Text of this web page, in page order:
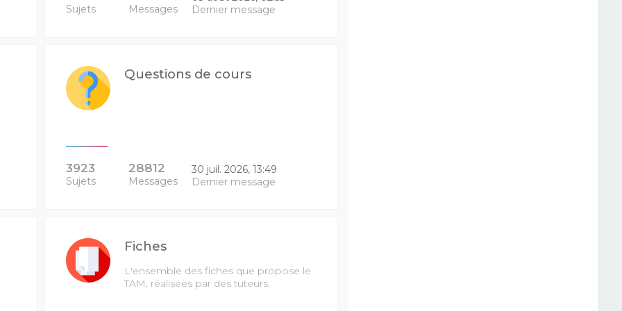
Sujets Messages
Dernier message
Questions de cours
3923
Sujets
28812
Messages
30 juil. 2026, 13:49
Dernier message
Fiches
L'ensemble des fiches que propose le
TAM, réalisées par des tuteurs.